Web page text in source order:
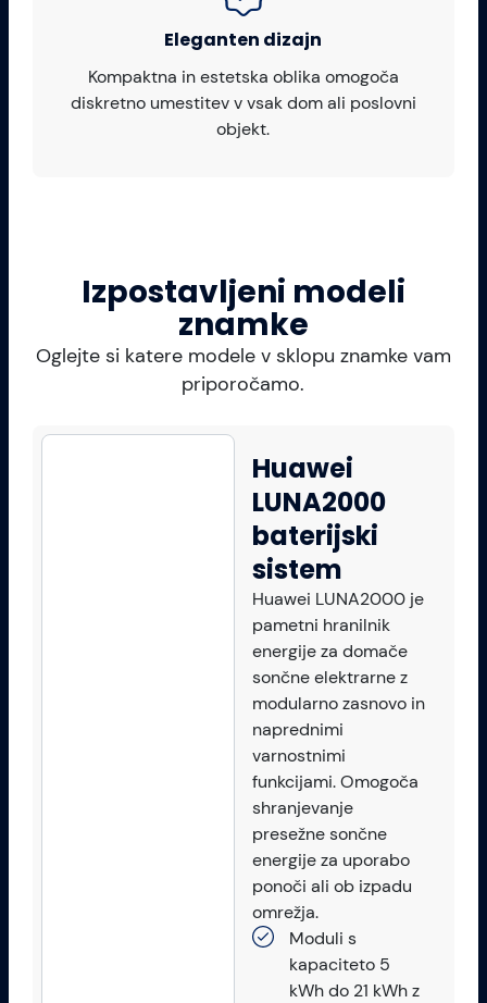
Eleganten dizajn
Kompaktna in estetska oblika omogoča
diskretno umestitev v vsak dom ali poslovni
objekt.
Izpostavljeni modeli
znamke
Oglejte si katere modele v sklopu znamke vam
priporočamo.
Huawei
LUNA2000
baterijski
sistem
Huawei LUNA2000 je
pametni hranilnik
energije za domače
sončne elektrarne z
modularno zasnovo in
naprednimi
varnostnimi
funkcijami. Omogoča
shranjevanje
presežne sončne
energije za uporabo
ponoči ali ob izpadu
omrežja.
Moduli s
kapaciteto 5
kWh do 21 kWh z